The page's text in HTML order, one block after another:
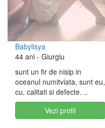
Babylisya
44 ani - Giurgiu
sunt un fir de nisip in
oceanul numitviata, sunt eu,
cu, calitati si defecte. ..
Vezi profil